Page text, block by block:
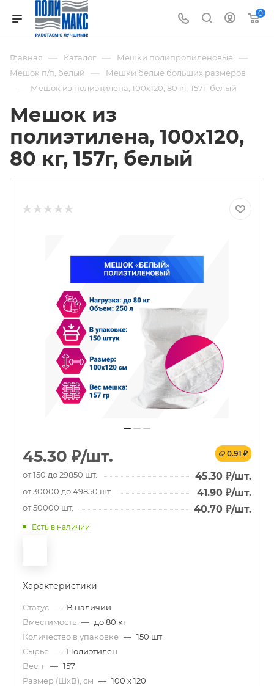
0
Главная — Каталог — Мешки полипропиленовые —
Мешок п/п, белый — Мешки белые больших размеров
— Мешок из полиэтилена, 100x120, 80 кг, 157г, белый
Мешок из
полиэтилена, 100x120,
80 кг, 157г, белый
45.30 ₽/шт. 0.91 ₽
от 150 до 29850 шт. 45.30 ₽/шт.
от 30000 до 49850 шт. 41.90 ₽/шт.
от 50000 шт. 40.70 ₽/шт.
Есть в наличии
Характеристики
Статус — В наличии
Вместимость — до 80 кг
Количество в упаковке — 150 шт
Сырье — Полиэтилен
Вес, г — 157
Размер (ШxВ), см — 100 х 120